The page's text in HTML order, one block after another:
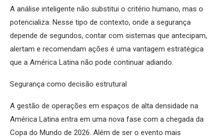
A análise inteligente não substitui o critério humano, mas o
potencializa. Nesse tipo de contexto, onde a segurança
depende de segundos, contar com sistemas que antecipam,
alertam e recomendam ações é uma vantagem estratégica
que a América Latina não pode continuar adiando.
Segurança como decisão estrutural
A gestão de operações em espaços de alta densidade na
América Latina entra em uma nova fase com a chegada da
Copa do Mundo de 2026. Além de ser o evento mais